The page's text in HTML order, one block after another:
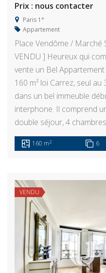
Prix : nous contacter
Paris 1°
Appartement
Place Vendôme /
VENDU ] Heureux qui
vente un Bel
160 m² loi Carrez, seul
dans un bel immeuble
interphone. Il comprend
double séjour, 4
160 m2 6
VENDU